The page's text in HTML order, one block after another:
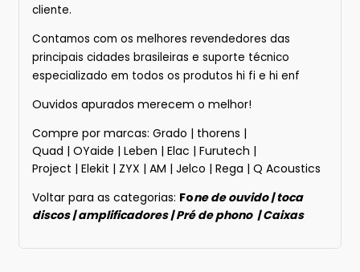
cliente.
Contamos com os melhores revendedores das
principais cidades brasileiras e suporte técnico
especializado em todos os produtos hi fi e hi enf
Ouvidos apurados merecem o melhor!
Compre por marcas: Grado | thorens |
Quad | OYaide | Leben | Elac | Furutech |
Project | Elekit | ZYX | AM | Jelco | Rega | Q Acoustics
Voltar para as categorias: Fone de ouvido|toca
discos|amplificadores|Pré de phono |Caixas